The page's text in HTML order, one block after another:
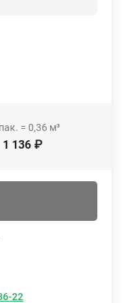
= 0,36 м³
1 136 ₽
22